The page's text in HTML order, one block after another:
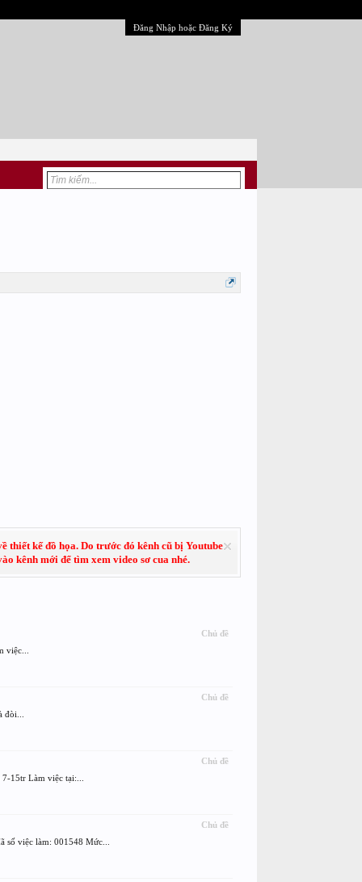
Đăng Nhập hoặc Đăng Ký
thiết kế đồ họa. Do trước đó kênh cũ bị Youtube
kênh mới để tìm xem video sơ cua nhé.
Chủ đề
Chủ đề
Chủ đề
15tr Làm việc tại:...
Chủ đề
việc làm: 001548 Mức...